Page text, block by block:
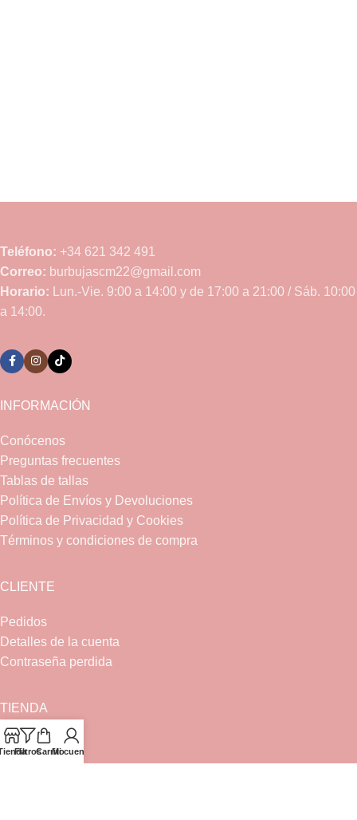
Teléfono: +34 621 342 491
Correo: burbujascm22@gmail.com
Horario: Lun.-Vie. 9:00 a 14:00 y de 17:00 a 21:00 / Sáb. 10:00
a 14:00.
INFORMACIÓN
Conócenos
Preguntas frecuentes
Tablas de tallas
Política de Envíos y Devoluciones
Política de Privacidad y Cookies
Términos y condiciones de compra
CLIENTE
Pedidos
Detalles de la cuenta
Contraseña perdida
TIENDA
Bebé
FiltrosCarritoMi cuenta